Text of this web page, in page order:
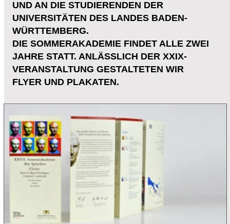
GRIECHISCH ÖFFNET
HORIZONTE
SCHÜLER- UND ELTERNTEIL.
SOWIE INFORMATIONEN ZUM
EUROPÄISCHEN GYMNASIUM WERDEN IN
DER BROSCHÜRE BESCHRIEBEN.
DIE EUROPÄISCHEN GYMNASIUM IN
BADEN-WÜRTTEMBERG RICHTEN SICH AN
SPRACHLICH UND KULTURELL
INTERESSIERTE SCHÜLERINNEN UND
SCHÜLER. MIT DEM PROFILFACH
GRIECHISCH HABEN SIE DIE MÖGLICHKEIT,
DIESE BESONDEREN INTERESSEN UND
BEGABUNGEN WEITER ZU ENTWICKELN
UND ZU VERTIEFEN.